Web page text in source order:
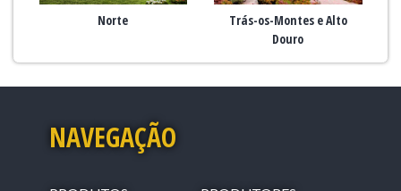
Norte
Trás-os-Montes e Alto
Douro
NAVEGAÇÃO